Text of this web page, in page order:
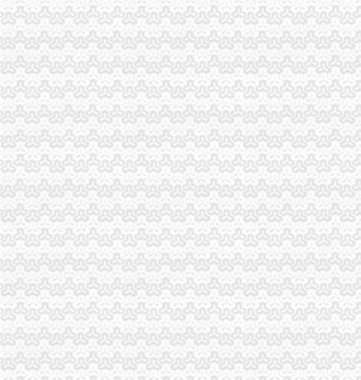
市重庆分公司注销局全面推行基层工商所纪检监察
南川局重庆公司注销大力提高电子商务巡查效率
南岸局重庆营业执照注销龙门浩所查获2424听冒王
批全国外资登记管理干部业务交流会在高新区局重
南岸局与公安部门构建“三项机制”重庆分公司注销
大足局查获侵商标专用权的重庆分公司注销“九” 豆
市工商局积索农村金融试点，大力助推“两翼”重庆
渝中局重庆代办公司开展无照经营小旅馆专项取缔
市重庆公司注销局重点提案办理工作得到提案委员
重庆工商大学青年创业协会向市重庆代办公司局赠
彭水局重庆税务注销三措并举化户外广告监管
璧山局紧扣“IT经济”重庆分公司注销主题造微企“孵
潼南局积开展“一讲二评三公示”重庆分公司注销活动
綦江县人大常委会主任易良武对微型企业发展提出
丰都局重庆公司注销高镇所统一设置食品经营公示